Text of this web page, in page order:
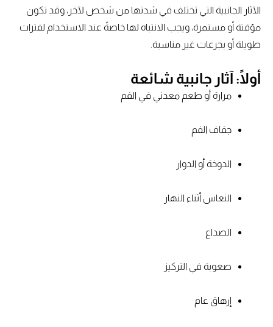
الآثار الجانبية التي تختلف في شدتها من شخص لآخر، وقد تكون
مؤقتة أو مستمرة، ويجب الانتباه لها خاصةً عند الاستخدام لفترات
طويلة أو بجرعات غير مناسبة.
أولًا: آثار جانبية شائعة
مرارة أو طعم معدني في الفم
جفاف الفم
الدوخة أو الدوار
النعاس أثناء النهار
الصداع
صعوبة في التركيز
إرهاق عام